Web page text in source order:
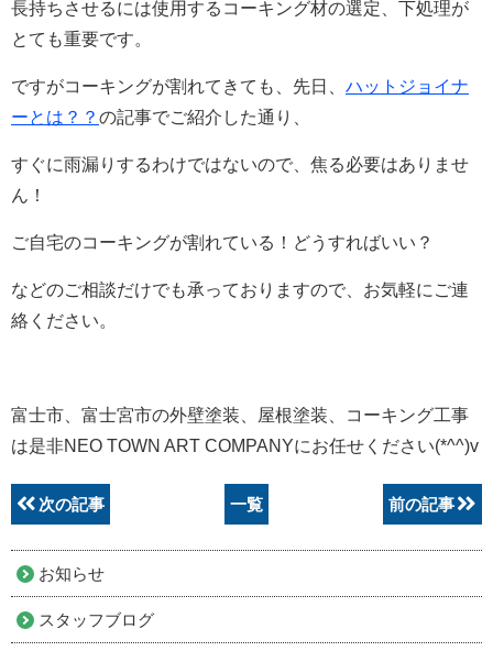
長持ちさせるには使用するコーキング材の選定、下処理が
とても重要です。
ですがコーキングが割れてきても、先日、 ハットジョイナ
ーとは？？ の記事でご紹介した通り、
すぐに雨漏りするわけではないので、焦る必要はありませ
ん！
ご自宅のコーキングが割れている！どうすればいい？
などのご相談だけでも承っておりますので、お気軽にご連
絡ください。
富士市、富士宮市の外壁塗装、屋根塗装、コーキング工事
は是非NEO TOWN ART COMPANYにお任せください(*^^)v
次の記事 一覧 前の記事
お知らせ
スタッフブログ